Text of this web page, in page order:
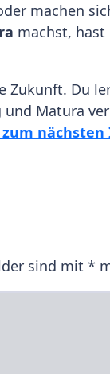
machen
machst, hast
Zukunft. Du
Matura
sind mit *